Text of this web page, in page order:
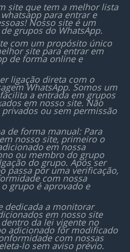
site que tem a melhor lista
para entrar e
Nosso site é um
grupos do WhatsApp.
com um propósito único
site para entrar em
de forma online e
ligação direta com o
WhatsApp. Somos um
a entrada em grupos
em nosso site. Não
ou sem permissão
de forma manual: Para
nosso site, primeiro o
em nossa
ou membro do grupo
do grupo. Após ser
passa por uma verificação,
com nossa
grupo é aprovado e
dedicada a monitorar
em nosso site
da lei vigente no
adicionado for modificado
com nossas
lo sem aviso prévio.